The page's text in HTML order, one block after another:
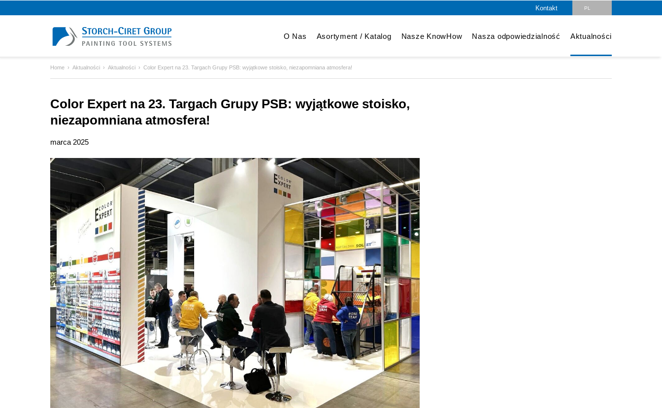
Kontakt PL
O Nas Asortyment / Katalog Nasze KnowHow Nasza odpowiedzialność Aktualności
Home Aktualności Aktualności Color Expert na 23. Targach Grupy PSB: wyjątkowe stoisko, niezapomniana atmosfera!
Color Expert na 23. Targach Grupy PSB: wyjątkowe stoisko,
niezapomniana atmosfera!
marca 2025